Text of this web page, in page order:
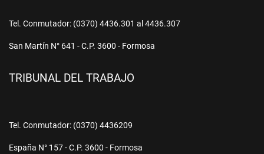
Tel. Conmutador: (0370) 4436.301 al 4436.307
San Martín N° 641 - C.P. 3600 - Formosa
TRIBUNAL DEL TRABAJO
Tel. Conmutador: (0370) 4436209
España N° 157 - C.P. 3600 - Formosa